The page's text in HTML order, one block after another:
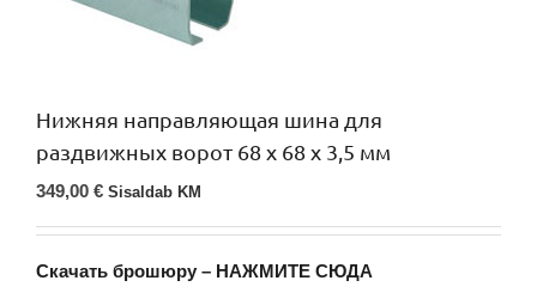
Нижняя направляющая шина для
раздвижных ворот 68 x 68 x 3,5 мм
349,00 € Sisaldab KM
Скачать брошюру – НАЖМИТЕ СЮДА